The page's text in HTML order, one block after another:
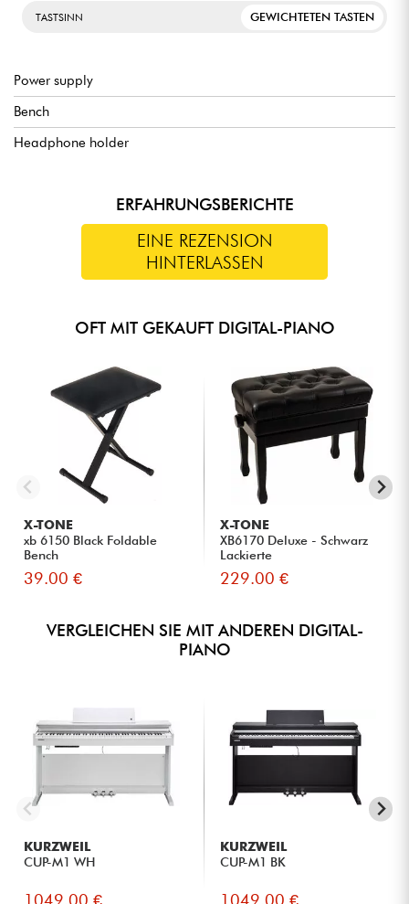
TASTSINN GEWICHTETEN TASTEN
Power supply
Bench
Headphone holder
ERFAHRUNGSBERICHTE
EINE REZENSION
HINTERLASSEN
OFT MIT GEKAUFT DIGITAL-PIANO
X-TONE
xb 6150 Black Foldable
Bench
39.00 €
X-TONE
XB6170 Deluxe - Schwarz
Lackierte
229.00 €
VERGLEICHEN SIE MIT ANDEREN DIGITAL-
PIANO
KURZWEIL
CUP-M1 WH
1049.00 €
KURZWEIL
CUP-M1 BK
1049.00 €